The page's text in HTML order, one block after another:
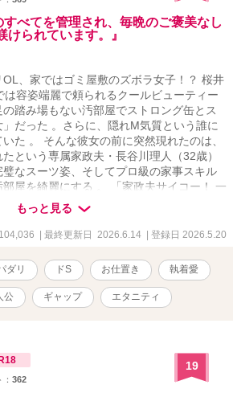
すべてを管理され、毎晩のご褒美なし
られています。』
、家ではゴミ屋敷のズボラ女子！？ 桜井
容姿端麗で頼られるクールビューティー
踏み場もない汚部屋でストロング缶とス
だった 。さらに、隠れM気質という誰に
た 。 そんな彼女の前に突然現れたのは、
という専属家政夫・長谷川理人（32歳）
なスーツ姿、そしてプロ級の家事スキル
屋を綺麗にする 。 「家政夫サイコー！ 一
かり気を抜いた結衣だったが、理人の手に
ていた『ピンク色のローター』や『マニア
されてしまう 。 顔から火が出るほど羞恥
破った悪い子には……そのおもちゃで『躾
いただきます」 靴下を脱ぎっぱなしにした
の上にうつ伏せに乗せられ、自らの手で下
的なお尻ペンペン 。腸に溜まった悪いもの
別人のように甘く抱きしめられ、発掘さ
を与えられるご褒美タイム 。 理人の与え
と身体は彼なしでは生きられないほど依
もっと見る
| 最終更新日 2026.6.14 | 登録日 2026.5.20
ダリ ドS お仕置き 執着愛
公 ギャップ エタニティ
R18
362
19